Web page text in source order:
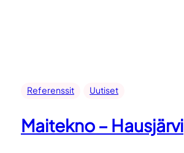
Referenssit Uutiset
Maitekno – Hausjärvi